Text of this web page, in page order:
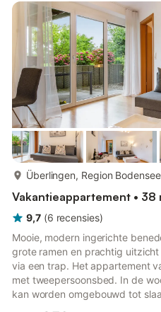
kinderboeken en speelgoed.
zijn ook beschikbaar. Dit
voorkant van het...
Überlingen, Region
Vakantieappartement • 38
9,7 (6 recensies)
Mooie, modern ingerichte
grote ramen en prachtig
via een trap. Het appartement
met tweepersoonsbed. In de
kan worden omgebouwd tot